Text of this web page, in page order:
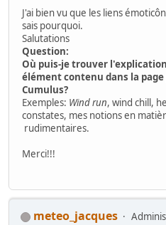
J'ai bien vu que les liens
sais pourquoi.
Salutations
Question:
Où puis-je trouver
élément contenu dans la
Cumulus?
Exemples: Wind run, wind chill,
constates, mes notions en
rudimentaires.
Merci!!!
meteo_jacques